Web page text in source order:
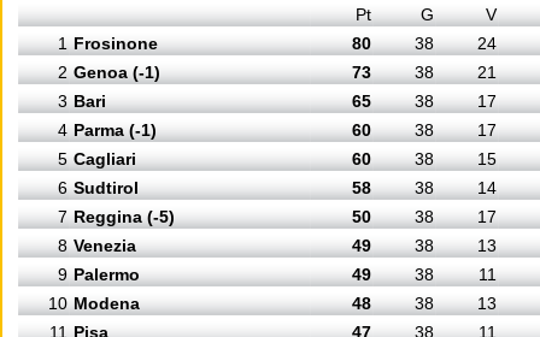
Pt G
V
1 Frosinone 80 38
24
2 Genoa (-1) 73 38
21
3 Bari 65 38
17
4 Parma (-1) 60 38
17
5 Cagliari 60 38
15
6 Sudtirol 58 38
14
7 Reggina (-5) 50 38
17
8 Venezia 49 38
13
9 Palermo 49 38
11
10 Modena 48 38
13
11 Pisa 47 38
11